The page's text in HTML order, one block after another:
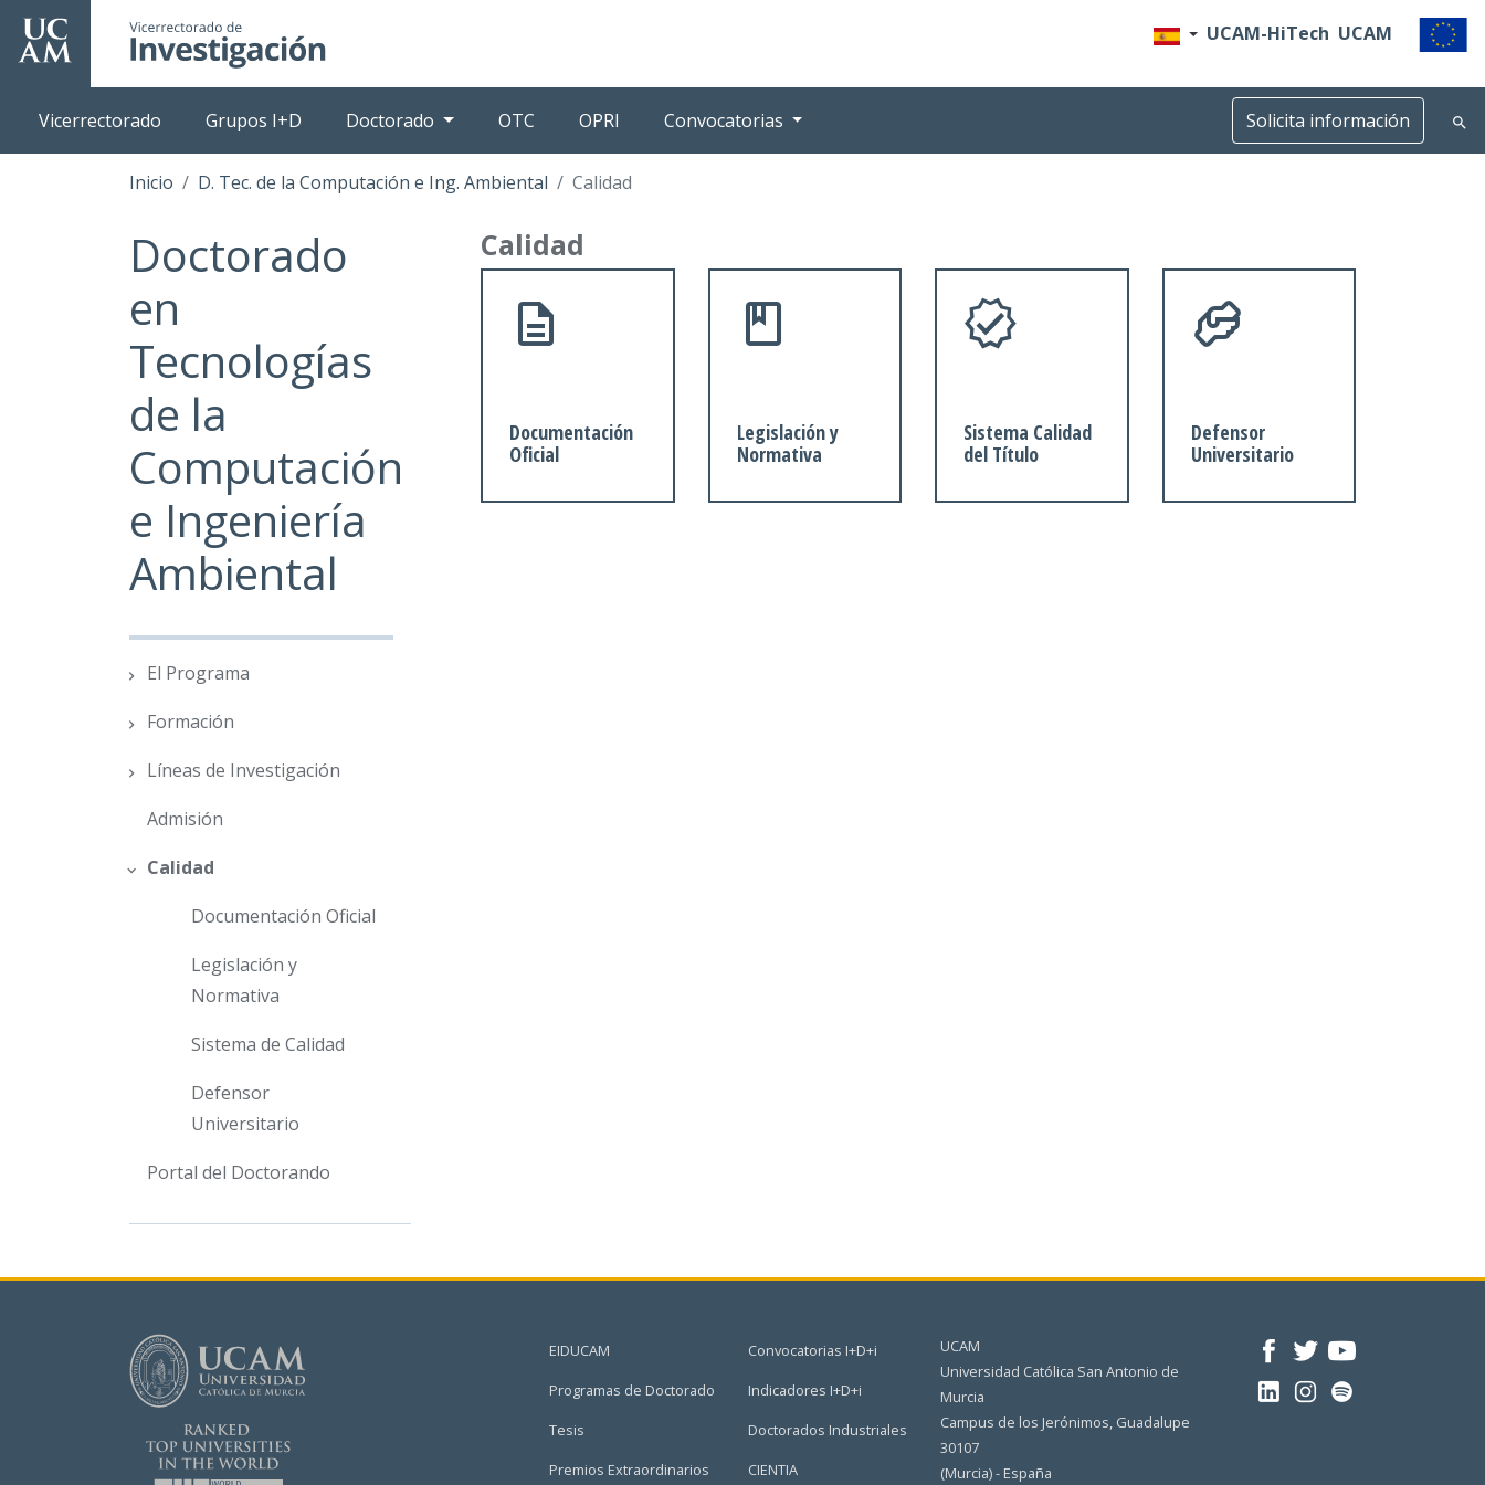
Pasar
principal
UCAM-HiTech UCAM
Vicerrectorado Grupos I+D Doctorado OTC OPRI Convocatorias Solicita información
Inicio D. Tec. de la Computación e Ing. Ambiental Calidad
Doctorado
en
Tecnologías
de la
Computación
e Ingeniería
Ambiental
El Programa
Formación
Líneas de Investigación
Admisión
Calidad
Documentación Oficial
Legislación y
Normativa
Sistema de Calidad
Defensor
Universitario
Portal del Doctorando
Calidad
Documentación
Oficial
Legislación y
Normativa
Sistema Calidad
del Título
Defensor
Universitario
EIDUCAM
Programas de Doctorado
Tesis
Premios Extraordinarios
Convocatorias I+D+i
Indicadores I+D+i
Doctorados Industriales
CIENTIA
UCAM
Universidad Católica San Antonio de
Murcia
Campus de los Jerónimos, Guadalupe
30107
(Murcia) - España